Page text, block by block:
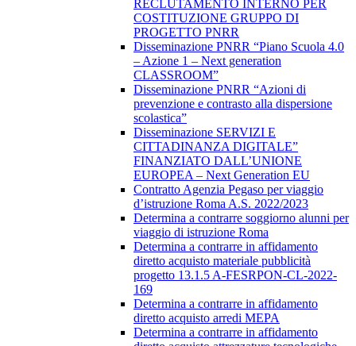
RECLUTAMENTO INTERNO PER
COSTITUZIONE GRUPPO DI
PROGETTO PNRR
Disseminazione PNRR “Piano Scuola 4.0
– Azione 1 – Next generation
CLASSROOM”
Disseminazione PNRR “Azioni di
prevenzione e contrasto alla dispersione
scolastica”
Disseminazione SERVIZI E
CITTADINANZA DIGITALE”
FINANZIATO DALL’UNIONE
EUROPEA – Next Generation EU
Contratto Agenzia Pegaso per viaggio
d’istruzione Roma A.S. 2022/2023
Determina a contrarre soggiorno alunni per
viaggio di istruzione Roma
Determina a contrarre in affidamento
diretto acquisto materiale pubblicità
progetto 13.1.5 A-FESRPON-CL-2022-
169
Determina a contrarre in affidamento
diretto acquisto arredi MEPA
Determina a contrarre in affidamento